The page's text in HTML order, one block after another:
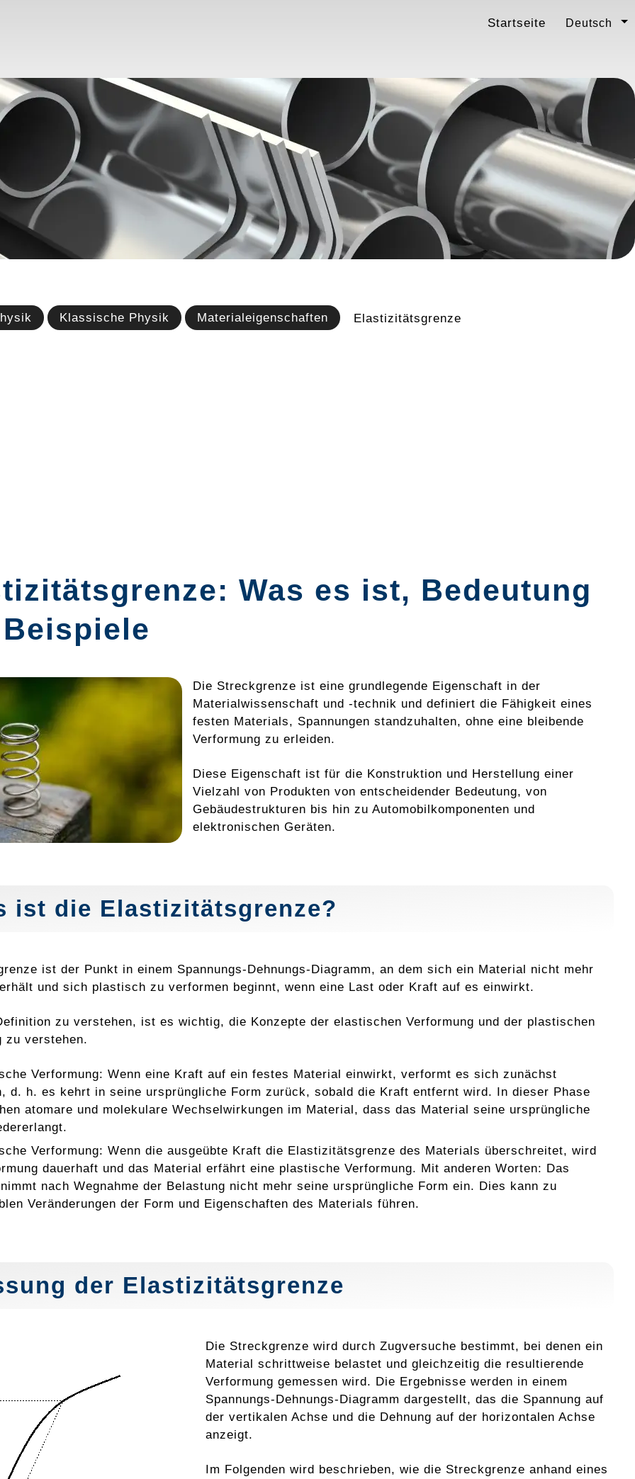
Startseite Deutsch
Klassische Physik Materialeigenschaften Elastizitätsgrenze
Was es ist, Bedeutung
Die Streckgrenze ist eine grundlegende Eigenschaft in der
Materialwissenschaft und -technik und definiert die Fähigkeit eines
festen Materials, Spannungen standzuhalten, ohne eine bleibende
Verformung zu erleiden.
Diese Eigenschaft ist für die Konstruktion und Herstellung einer
Vielzahl von Produkten von entscheidender Bedeutung, von
Gebäudestrukturen bis hin zu Automobilkomponenten und
elektronischen Geräten.
ist die Elastizitätsgrenze?
ist der Punkt in einem Spannungs-Dehnungs-Diagramm, an dem sich ein Material nicht mehr
und sich plastisch zu verformen beginnt, wenn eine Last oder Kraft auf es einwirkt.
zu verstehen, ist es wichtig, die Konzepte der elastischen Verformung und der plastischen
zu verstehen.
Verformung: Wenn eine Kraft auf ein festes Material einwirkt, verformt es sich zunächst
d. h. es kehrt in seine ursprüngliche Form zurück, sobald die Kraft entfernt wird. In dieser Phase
atomare und molekulare Wechselwirkungen im Material, dass das Material seine ursprüngliche
Verformung: Wenn die ausgeübte Kraft die Elastizitätsgrenze des Materials überschreitet, wird
dauerhaft und das Material erfährt eine plastische Verformung. Mit anderen Worten: Das
nach Wegnahme der Belastung nicht mehr seine ursprüngliche Form ein. Dies kann zu
Veränderungen der Form und Eigenschaften des Materials führen.
der Elastizitätsgrenze
Die Streckgrenze wird durch Zugversuche bestimmt, bei denen ein
Material schrittweise belastet und gleichzeitig die resultierende
Verformung gemessen wird. Die Ergebnisse werden in einem
Spannungs-Dehnungs-Diagramm dargestellt, das die Spannung auf
der vertikalen Achse und die Dehnung auf der horizontalen Achse
anzeigt.
Im Folgenden wird beschrieben, wie die Streckgrenze anhand eines